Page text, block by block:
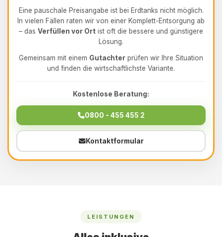
Eine pauschale Preisangabe ist bei Erdtanks nicht möglich.
In vielen Fällen raten wir von einer Komplett-Entsorgung ab
– das Verfüllen vor Ort ist oft die bessere und günstigere
Lösung.
Gemeinsam mit einem Gutachter prüfen wir Ihre Situation
und finden die wirtschaftlichste Variante.
Kostenlose Beratung:
0800 - 455 455 2
Kontaktformular
LEISTUNGEN